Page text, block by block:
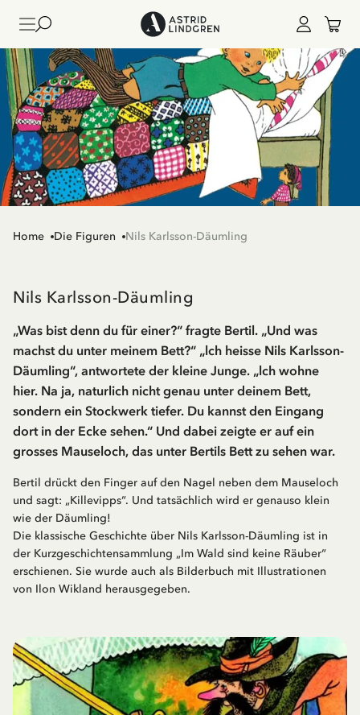
Home Die Figuren Nils Karlsson-Däumling
Nils Karlsson-Däumling
„Was bist denn du für einer?“ fragte Bertil. „Und was
machst du unter meinem Bett?“ „lch heisse Nils Karlsson-
Däumling“, antwortete der kleine Junge. „lch wohne
hier. Na ja, naturlich nicht genau unter deinem Bett,
sondern ein Stockwerk tiefer. Du kannst den Eingang
dort in der Ecke sehen.“ Und dabei zeigte er auf ein
grosses Mauseloch, das unter Bertils Bett zu sehen war.
Bertil drückt den Finger auf den Nagel neben dem Mauseloch
und sagt: „Killevipps“. Und tatsächlich wird er genauso klein
wie der Däumling!
Die klassische Geschichte über Nils Karlsson-Däumling ist in
der Kurzgeschichtensammlung „Im Wald sind keine Räuber“
erschienen. Sie wurde auch als Bilderbuch mit Illustrationen
von Ilon Wikland herausgegeben.